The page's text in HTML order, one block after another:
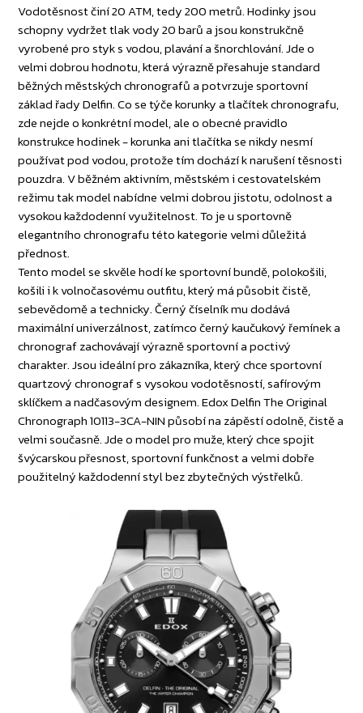
Vodotěsnost činí 20 ATM, tedy 200 metrů. Hodinky jsou
schopny vydržet tlak vody 20 barů a jsou konstrukčně
vyrobené pro styk s vodou, plavání a šnorchlování. Jde o
velmi dobrou hodnotu, která výrazně přesahuje standard
běžných městských chronografů a potvrzuje sportovní
základ řady Delfin. Co se týče korunky a tlačítek chronografu,
zde nejde o konkrétní model, ale o obecné pravidlo
konstrukce hodinek - korunka ani tlačítka se nikdy nesmí
používat pod vodou, protože tím dochází k narušení těsnosti
pouzdra. V běžném aktivním, městském i cestovatelském
režimu tak model nabídne velmi dobrou jistotu, odolnost a
vysokou každodenní využitelnost. To je u sportovně
elegantního chronografu této kategorie velmi důležitá
přednost.
Tento model se skvěle hodí ke sportovní bundě, polokošili,
košili i k volnočasovému outfitu, který má působit čistě,
sebevědomě a technicky. Černý číselník mu dodává
maximální univerzálnost, zatímco černý kaučukový řemínek a
chronograf zachovávají výrazně sportovní a poctivý
charakter. Jsou ideální pro zákazníka, který chce sportovní
quartzový chronograf s vysokou vodotěsností, safírovým
sklíčkem a nadčasovým designem. Edox Delfin The Original
Chronograph 10113-3CA-NIN působí na zápěstí odolně, čistě a
velmi současně. Jde o model pro muže, který chce spojit
švýcarskou přesnost, sportovní funkčnost a velmi dobře
použitelný každodenní styl bez zbytečných výstřelků.